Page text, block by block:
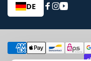
DE
Facebook
Instagram
YouTube